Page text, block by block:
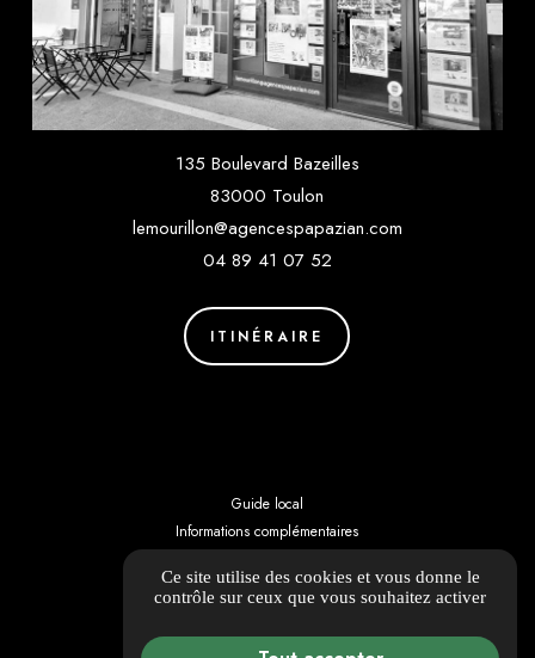
135 Boulevard Bazeilles
83000 Toulon
lemourillon@agencespapazian.com
04 89 41 07 52
ITINÉRAIRE
Guide local
Informations complémentaires
Politique de confidentialité
Barème d'honoraires
Gestion des cookies
Ce site utilise des cookies et vous donne le
contrôle sur ceux que vous souhaitez activer